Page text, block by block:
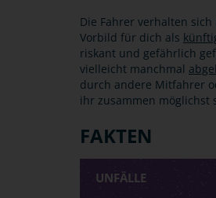
Die Fahrer verhalten
Vorbild für dich als
riskant und gefährlich
vielleicht manchmal
durch andere Mitfahrer
ihr zusammen möglichst
FAKTEN
UNFÄLLE